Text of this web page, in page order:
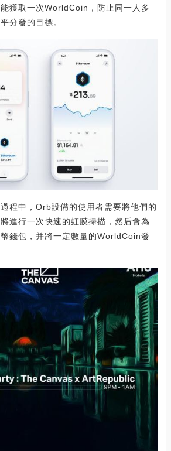
獲取一次WorldCoin，防止同一人多
分發的目標。
程中，Orb設備的使用者需要將他們的
進行一次快速的虹膜掃描，然后會為
錢包，并將一定數量的WorldCoin發